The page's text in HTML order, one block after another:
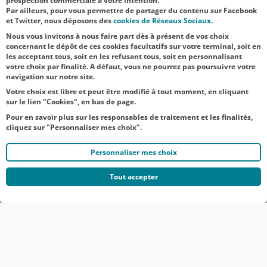
Renard,
Par ailleurs, pour vous permettre de partager du contenu sur Facebook
et Twitter, nous déposons descookies de Réseaux Sociaux.
Nous vous invitons à nous faire part dès à présent de vos choix
concernant le dépôt de ces cookies facultatifs sur votre terminal, soit en
les acceptant tous, soit en les refusant tous, soit en personnalisant
votre choix par finalité. A défaut, vous ne pourrez pas poursuivre votre
navigation sur notre site.
Votre choix est libre et peut être modifié à tout moment, en cliquant
sur le lien "Cookies", en bas de page.
Pour en savoir plus sur les responsables de traitement et les finalités,
cliquez sur "Personnaliser mes choix".
Personnaliser mes choix
Tout accepter